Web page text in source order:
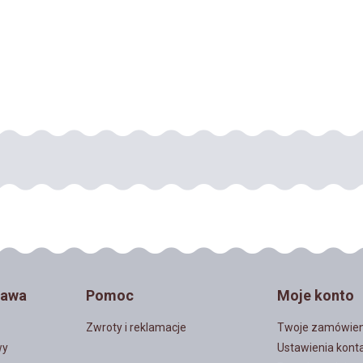
Pomoc
Zwroty i reklamacje
Moje konto
Twoje
Ustawienia